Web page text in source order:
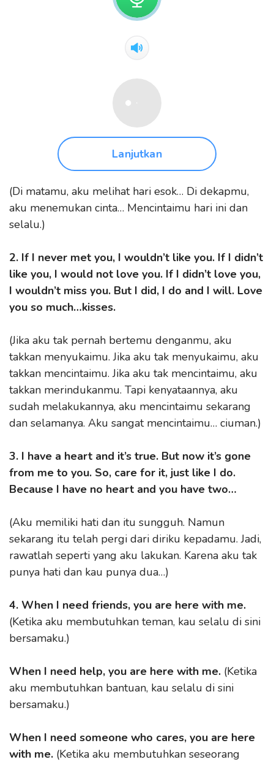
Lanjutkan
(Di matamu, aku melihat hari esok… Di dekapmu,
aku menemukan cinta… Mencintaimu hari ini dan
selalu.)
2. If I never met you, I wouldn’t like you. If I didn’t
like you, I would not love you. If I didn’t love you,
I wouldn’t miss you. But I did, I do and I will. Love
you so much…kisses.
(Jika aku tak pernah bertemu denganmu, aku
takkan menyukaimu. Jika aku tak menyukaimu, aku
takkan mencintaimu. Jika aku tak mencintaimu, aku
takkan merindukanmu. Tapi kenyataannya, aku
sudah melakukannya, aku mencintaimu sekarang
dan selamanya. Aku sangat mencintaimu… ciuman.)
3. I have a heart and it’s true. But now it’s gone
from me to you. So, care for it, just like I do.
Because I have no heart and you have two…
(Aku memiliki hati dan itu sungguh. Namun
sekarang itu telah pergi dari diriku kepadamu. Jadi,
rawatlah seperti yang aku lakukan. Karena aku tak
punya hati dan kau punya dua…)
4. When I need friends, you are here with me.
(Ketika aku membutuhkan teman, kau selalu di sini
bersamaku.)
When I need help, you are here with me. (Ketika
aku membutuhkan bantuan, kau selalu di sini
bersamaku.)
When I need someone who cares, you are here
with me. (Ketika aku membutuhkan seseorang